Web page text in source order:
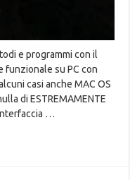
e programmi con il
su PC con
casi anche MAC OS
di ESTREMAMENTE
…